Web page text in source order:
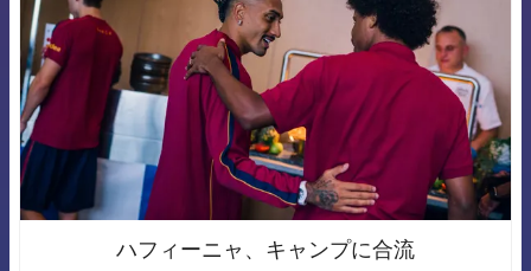
ハフィーニャ、キャンプに合流